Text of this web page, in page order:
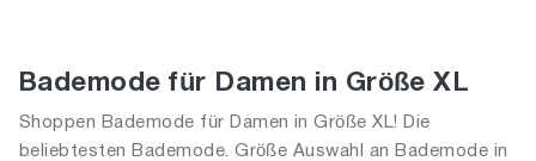
Bademode für Damen in Größe XL
Shoppen Bademode für Damen in Größe XL! Die
beliebtesten Bademode. Größe Auswahl an Bademode in